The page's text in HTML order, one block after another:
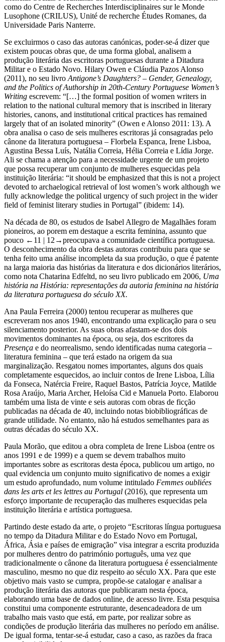
como do Centre de Recherches Interdisciplinaires sur le Monde
Lusophone (CRILUS), Unité de recherche Études Romanes, da
Universidade Paris Nanterre.
Se excluirmos o caso das autoras canónicas, poder-se-á dizer que
existem poucas obras que, de uma forma global, analisem a
produção literária das escritoras portuguesas durante a Ditadura
Militar e o Estado Novo. Hilary Owen e Cláudia Pazos Alonso
(2011), no seu livroAntigone’s Daughters? – Gender, Genealogy,
and the Politics of Authorship in 20th-Century Portuguese Women’s
Writing escrevem: “[…] the formal position of women writers in
relation to the national cultural memory that is inscribed in literary
histories, canons, and institutional critical practices has remained
largely that of an isolated minority” (Owen e Alonso 2011: 13). A
obra analisa o caso de seis mulheres escritoras já consagradas pelo
cânone da literatura portuguesa – Florbela Espanca, Irene Lisboa,
Agustina Bessa Luís, Natália Correia, Hélia Correia e Lídia Jorge.
Ali se chama a atenção para a necessidade urgente de um projeto
que possa recuperar um conjunto de mulheres esquecidas pela
instituição literária: “it should be emphasized that this is not a project
devoted to archaelogical retrieval of lost women’s work although we
fully acknowledge the political urgency of such project in the wider
field of feminist literary studies in Portugal” (ibidem: 14).
Na década de 80, os estudos de Isabel Allegro de Magalhães foram
pioneiros, ao porem em destaque a escrita feminina, assunto que
pouco ←11 | 12→preocupava a comunidade científica portuguesa.
O desconhecimento da obra destas autoras contribuiu para que se
tenha feito uma análise incompleta da sua produção, o que é patente
na larga maioria das histórias da literatura e dos dicionários literários,
como nota Chatarina Edfeltd, no seu livro publicado em 2006, Uma
história na História: representações da autoria feminina na história
da literatura portuguesa do século XX.
Ana Paula Ferreira (2000) tentou recuperar as mulheres que
escreveram nos anos 1940, encontrando uma explicação para o seu
silenciamento posterior. As suas obras afastam-se dos dois
movimentos dominantes na época, ou seja, dos escritores da
Presença e do neorrealismo, sendo identificadas numa categoria –
literatura feminina – que terá estado na origem da sua
marginalização. Resgatou nomes importantes, alguns dos quais
completamente esquecidos, ao incluir contos de Irene Lisboa, Lília
da Fonseca, Natércia Freire, Raquel Bastos, Patrícia Joyce, Matilde
Rosa Araújo, Maria Archer, Heloísa Cid e Manuela Porto. Elaborou
também uma lista de vinte e seis autoras com obras de ficção
publicadas na década de 40, incluindo notas biobibliográficas de
grande utilidade. No entanto, não há estudos semelhantes para as
outras décadas do século XX.
Paula Morão, que editou a obra completa de Irene Lisboa (entre os
anos 1991 e de 1999) e a quem se devem trabalhos muito
importantes sobre as escritoras desta época, publicou um artigo, no
qual evidencia um conjunto muito significativo de nomes a exigir
um estudo aprofundado, num volume intitulado Femmes oubliées
dans les arts et les lettres au Portugal (2016), que representa um
esforço importante de recuperação das mulheres esquecidas pela
instituição literária e artística portuguesa.
Partindo deste estado da arte, o projeto “Escritoras língua portuguesa
no tempo da Ditadura Militar e do Estado Novo em Portugal,
África, Ásia e países de emigração” visa integrar a escrita produzida
por mulheres dentro do património português, uma vez que
tradicionalmente o cânone da literatura portuguesa é essencialmente
masculino, mesmo no que diz respeito ao século XX. Para que este
objetivo mais vasto se cumpra, propõe-se catalogar e analisar a
produção literária das autoras que publicaram nesta época,
elaborando uma base de dados online, de acesso livre. Esta pesquisa
constitui uma componente estruturante, desencadeadora de um
trabalho mais vasto que está, em parte, por realizar sobre as
condições de produção literária das mulheres no período em análise.
De igual forma, tentar-se-á estudar, caso a caso, as razões da fraca